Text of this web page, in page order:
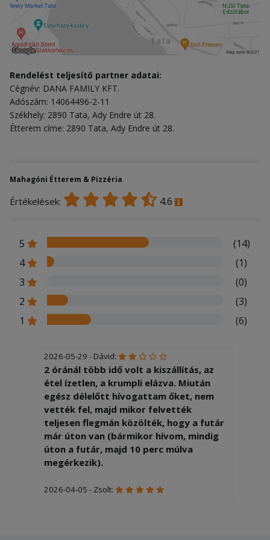
Rendelést teljesítő partner adatai:
Cégnév: DANA FAMILY KFT.
Adószám: 14064496-2-11
Székhely: 2890 Tata, Ady Endre út 28.
Étterem címe: 2890 Tata, Ady Endre út 28.
Mahagóni Étterem & Pizzéria
Értékelések: 4.6
5
(14)
4
(1)
3
(0)
2
(3)
1
(6)
2026-05-29 - Dávid:
2 óránál több idő volt a kiszállítás, az
étel ízetlen, a krumpli elázva. Miután
egész délelőtt hívogattam őket, nem
vették fel, majd mikor felvették
teljesen flegmán közölték, hogy a futár
már úton van (bármikor hívom, mindig
úton a futár, majd 10 perc múlva
megérkezik).
2026-04-05 - Zsolt: